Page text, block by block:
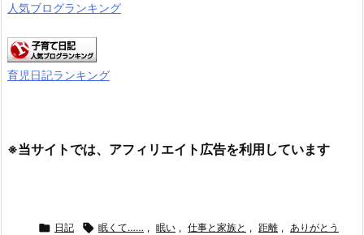
人気ブログランキング
育児日記ランキング
※当サイトでは、アフィリエイト広告を利用しています
 日記  眠くて…… , 眠い , 仕事と家族と , 距離 , ありがとう